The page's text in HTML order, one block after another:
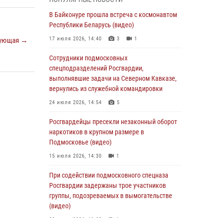
→
При содействии подмосковного спецназа
Росгвардии задержаны подозреваемые в
изготовлении поддельных документов
05 августа 2026, 15:48 1
Сотрудники спецподразделения
отработали навыки огневой подготовки на
04 августа 2026, 12:21
выезжали по сигналам «Тревога» с
охраняемых объектов в Подмосковье
04 августа 2026, 12:15
В Байконуре прошла встреча с космонавтом
Республики Беларусь (видео)
17 июля 2026, 14:40 3 1
Сотрудники подмосковных
спецподразделений Росгвардии,
выполнявшие задачи на Северном Кавказе,
вернулись из служебной командировки
24 июля 2026, 14:54 5
Росгвардейцы пресекли незаконный оборот
наркотиков в крупном размере в
Подмосковье (видео)
15 июля 2026, 14:30 1
При содействии подмосковного спецназа
Росгвардии задержаны трое участников
группы, подозреваемых в вымогательстве
(видео)